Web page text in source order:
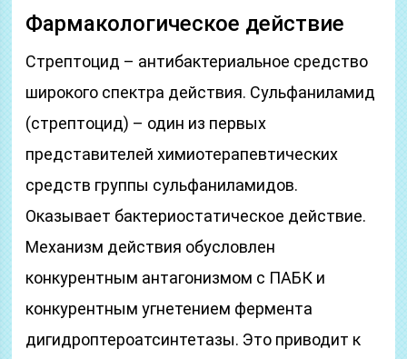
Фармакологическое действие
Стрептоцид – антибактериальное средство
широкого спектра действия. Сульфаниламид
(стрептоцид) – один из первых
представителей химиотерапевтических
средств группы сульфаниламидов.
Оказывает бактериостатическое действие.
Механизм действия обусловлен
конкурентным антагонизмом с ПАБК и
конкурентным угнетением фермента
дигидроптероатсинтетазы. Это приводит к